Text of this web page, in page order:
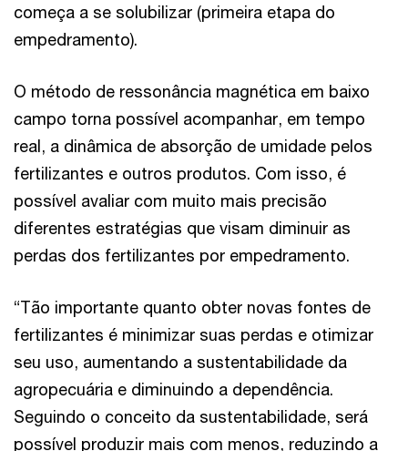
começa a se solubilizar (primeira etapa do
empedramento).
O método de ressonância magnética em baixo
campo torna possível acompanhar, em tempo
real, a dinâmica de absorção de umidade pelos
fertilizantes e outros produtos. Com isso, é
possível avaliar com muito mais precisão
diferentes estratégias que visam diminuir as
perdas dos fertilizantes por empedramento.
“Tão importante quanto obter novas fontes de
fertilizantes é minimizar suas perdas e otimizar
seu uso, aumentando a sustentabilidade da
agropecuária e diminuindo a dependência.
Seguindo o conceito da sustentabilidade, será
possível produzir mais com menos, reduzindo a